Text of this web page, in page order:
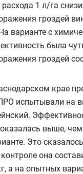
1 л/га
гроздей
варианте с
была
гроздей
крае
испытывали на
выше,
Это
она
а на опытных